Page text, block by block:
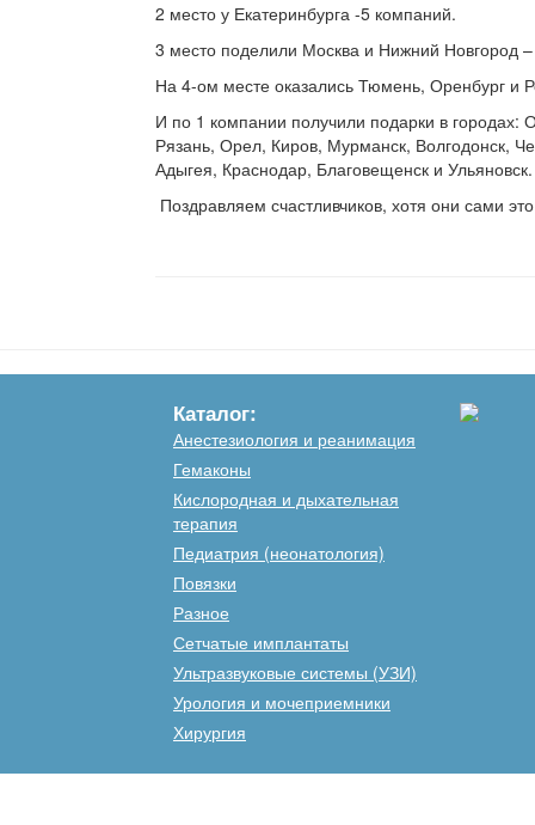
2 место у Екатеринбурга -5 компаний.
3 место поделили Москва и Нижний Новгород
На 4-ом месте оказались Тюмень, Оренбург и
И по 1 компании получили подарки в городах:
Рязань, Орел, Киров, Мурманск, Волгодонск,
Адыгея, Краснодар, Благовещенск и Ульяновск.
Поздравляем счастливчиков, хотя они сами
Каталог:
Анестезиология и реанимация
Гемаконы
Кислородная и дыхательная
терапия
Педиатрия (неонатология)
Повязки
Разное
Сетчатые имплантаты
Ультразвуковые системы (УЗИ)
Урология и мочеприемники
Хирургия